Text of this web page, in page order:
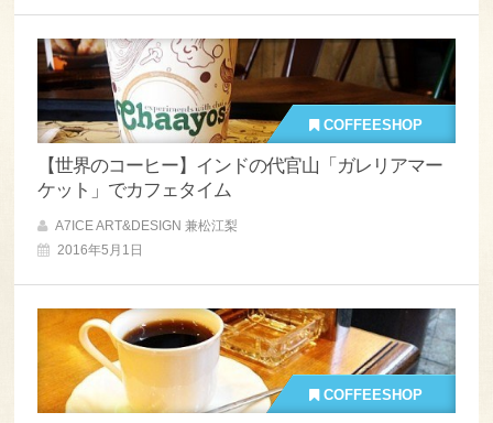
COFFEESHOP
【世界のコーヒー】インドの代官山「ガレリアマー
ケット」でカフェタイム
A7ICE ART&DESIGN 兼松江梨
2016年5月1日
COFFEESHOP